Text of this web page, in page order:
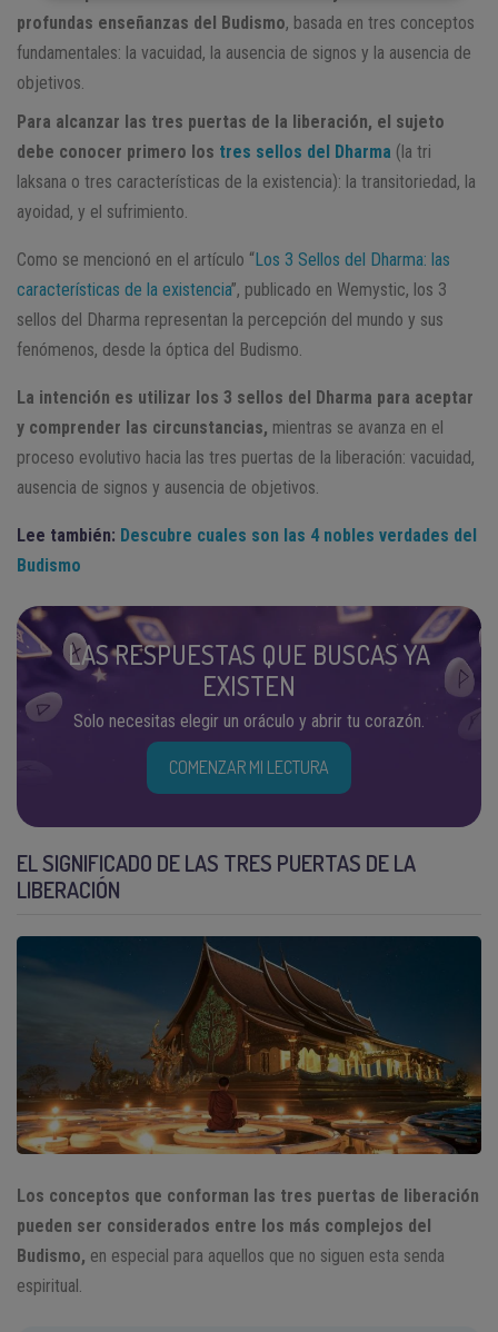
profundas enseñanzas del Budismo, basada en tres conceptos
fundamentales: la vacuidad, la ausencia de signos y la ausencia de
objetivos.
Para alcanzar las tres puertas de la liberación, el sujeto
debe conocer primero los tres sellos del Dharma (la tri
laksana o tres características de la existencia): la transitoriedad, la
ayoidad, y el sufrimiento.
Como se mencionó en el artículo “Los 3 Sellos del Dharma: las
características de la existencia”, publicado en Wemystic, los 3
sellos del Dharma representan la percepción del mundo y sus
fenómenos, desde la óptica del Budismo.
La intención es utilizar los 3 sellos del Dharma para aceptar
y comprender las circunstancias, mientras se avanza en el
proceso evolutivo hacia las tres puertas de la liberación: vacuidad,
ausencia de signos y ausencia de objetivos.
Lee también: Descubre cuales son las 4 nobles verdades del
Budismo
LAS RESPUESTAS QUE BUSCAS YA
EXISTEN
Solo necesitas elegir un oráculo y abrir tu corazón.
COMENZAR MI LECTURA
EL SIGNIFICADO DE LAS TRES PUERTAS DE LA
LIBERACIÓN
Los conceptos que conforman las tres puertas de liberación
pueden ser considerados entre los más complejos del
Budismo, en especial para aquellos que no siguen esta senda
espiritual.